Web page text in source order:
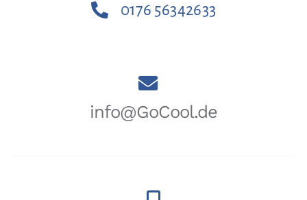
0176 56342633
info@GoCool.de